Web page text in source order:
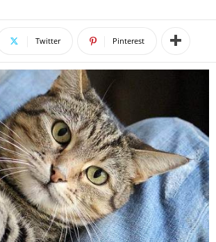
Twitter Pinterest